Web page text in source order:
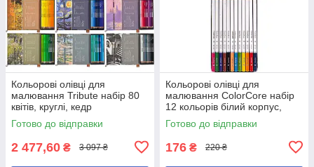
Кольорові олівці для
малювання Tribute набір 80
квітів, круглі, кедр
Готово до відправки
2 477,60 ₴ 3 097 ₴
Кольорові олівці для
малювання ColorCore набір
12 кольорів білий корпус,
круглі в металевому пеналі
Готово до відправки
176 ₴ 220 ₴